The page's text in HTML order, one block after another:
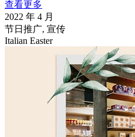
查看更多
2022 年 4 月
节日推广, 宣传
Italian Easter